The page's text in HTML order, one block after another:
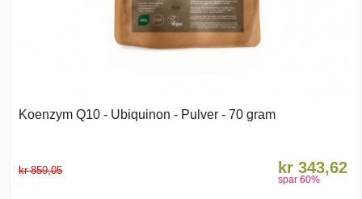
Koenzym Q10 - Ubiquinon - Pulver - 70 gram
kr 859,05 kr 343,62
spar 60%